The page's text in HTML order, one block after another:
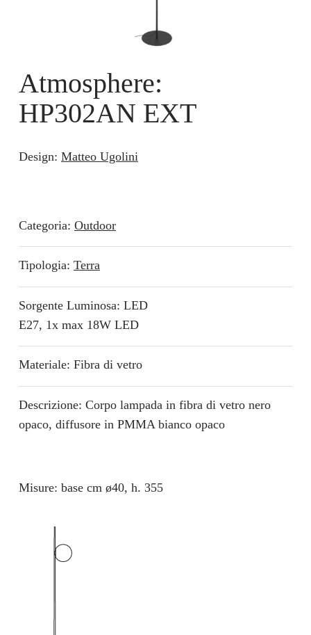
Atmosphere:
HP302AN EXT
Design: Matteo Ugolini
Categoria: Outdoor
Tipologia: Terra
Sorgente Luminosa: LED
E27, 1x max 18W LED
Materiale: Fibra di vetro
Descrizione: Corpo lampada in fibra di vetro nero
opaco, diffusore in PMMA bianco opaco
Misure: base cm ø40, h. 355